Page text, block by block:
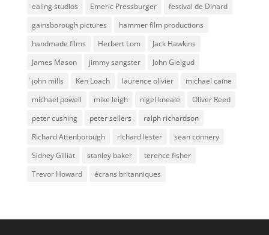
ealing studios
Emeric Pressburger
festival de Dinard
gainsborough pictures
hammer film productions
handmade films
Herbert Lom
Jack Hawkins
James Mason
jimmy sangster
John Gielgud
john mills
Ken Loach laurence olivier
michael caine
michael powell
mike leigh nigel kneale
Oliver Reed
peter cushing
peter sellers
ralph richardson
Richard Attenborough
richard lester
sean connery
Sidney Gilliat
stanley baker
terence fisher
Trevor Howard
écrans britanniques